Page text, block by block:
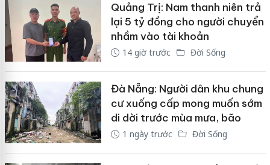
Quảng Trị: Nam thanh niên trả
lại 5 tỷ đồng cho người chuyển
nhầm vào tài khoản
14 giờ trước Đời Sống
Đà Nẵng: Người dân khu chung
cư xuống cấp mong muốn sớm
di dời trước mùa mưa, bão
1 ngày trước Đời Sống